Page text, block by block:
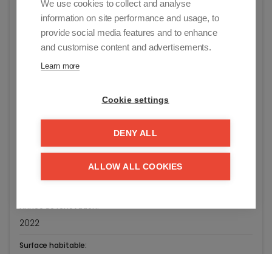
Général
Adresse:
Knokke-Heist
€ 699.000
Année de construction:
Année de rénovation:
2022
Surface habitable:
We use cookies to collect and analyse
information on site performance and usage, to
provide social media features and to enhance
and customise content and advertisements.
Learn more
Cookie settings
DENY ALL
ALLOW ALL COOKIES